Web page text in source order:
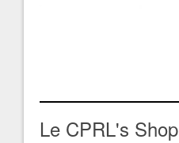
Le CPRL's Shop